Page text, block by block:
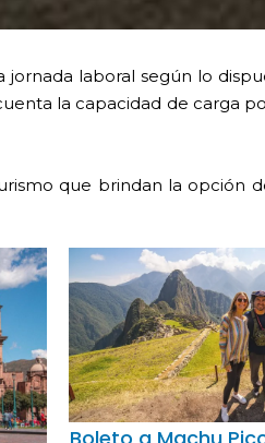
laboral según lo
la capacidad de carga
que brindan la opción